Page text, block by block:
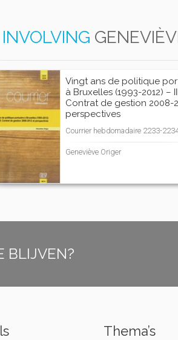
INVOLVING
Vingt ans de politique
à Bruxelles (1993-2012) –
Contrat de gestion 2008-
perspectives
Courrier hebdomadaire 2233-
Geneviève Origer
BLIJVEN?
Thema’s